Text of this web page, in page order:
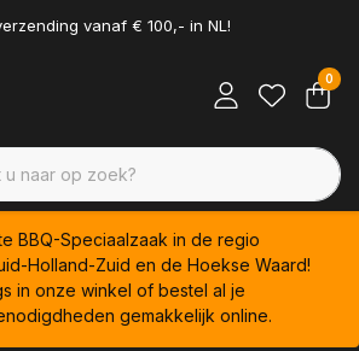
vanaf € 100,- in NL!
0
BBQ-Speciaalzaak in de regio
Holland-Zuid en de Hoekse Waard!
in onze winkel of bestel al je
gemakkelijk online.